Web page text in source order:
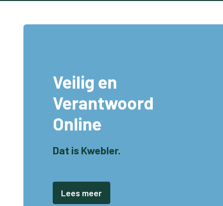
Veilig en
Verantwoord
Online
Dat is Kwebler.
Lees meer